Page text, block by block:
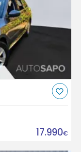
17.990€